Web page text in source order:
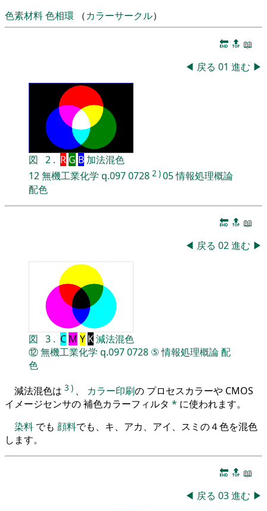
色素材料色相環 （カラーサークル）
🔚 🔝 📖
◀ 戻る 01 進む ▶
図 2 . R G B加法混色
12無機工業化学 q.0970728 2 )05情報処理概論
配色
🔚 🔝 📖
◀ 戻る 02進む ▶
図 3 . C M Y K減法混色
⑫無機工業化学 q.0970728 ⑤情報処理概論配
色
減法混色は 3 ) 、 カラー印刷の プロセスカラーや CMOS
イメージセンサの 補色カラーフィルタ * に使われます。
染料 でも 顔料でも、キ、アカ、アイ、スミの４色を混色
します。
🔚 🔝 📖
◀ 戻る 03進む ▶